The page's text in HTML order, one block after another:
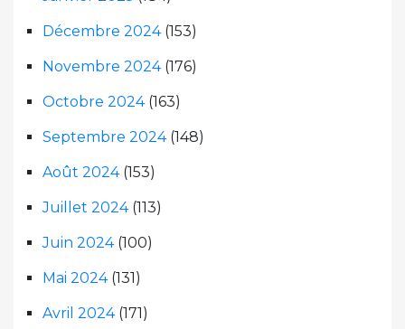
Décembre 2024(153)
Novembre 2024(176)
Octobre 2024(163)
Septembre 2024(148)
Août 2024(153)
Juillet 2024(113)
Juin 2024(100)
Mai 2024(131)
Avril 2024(171)